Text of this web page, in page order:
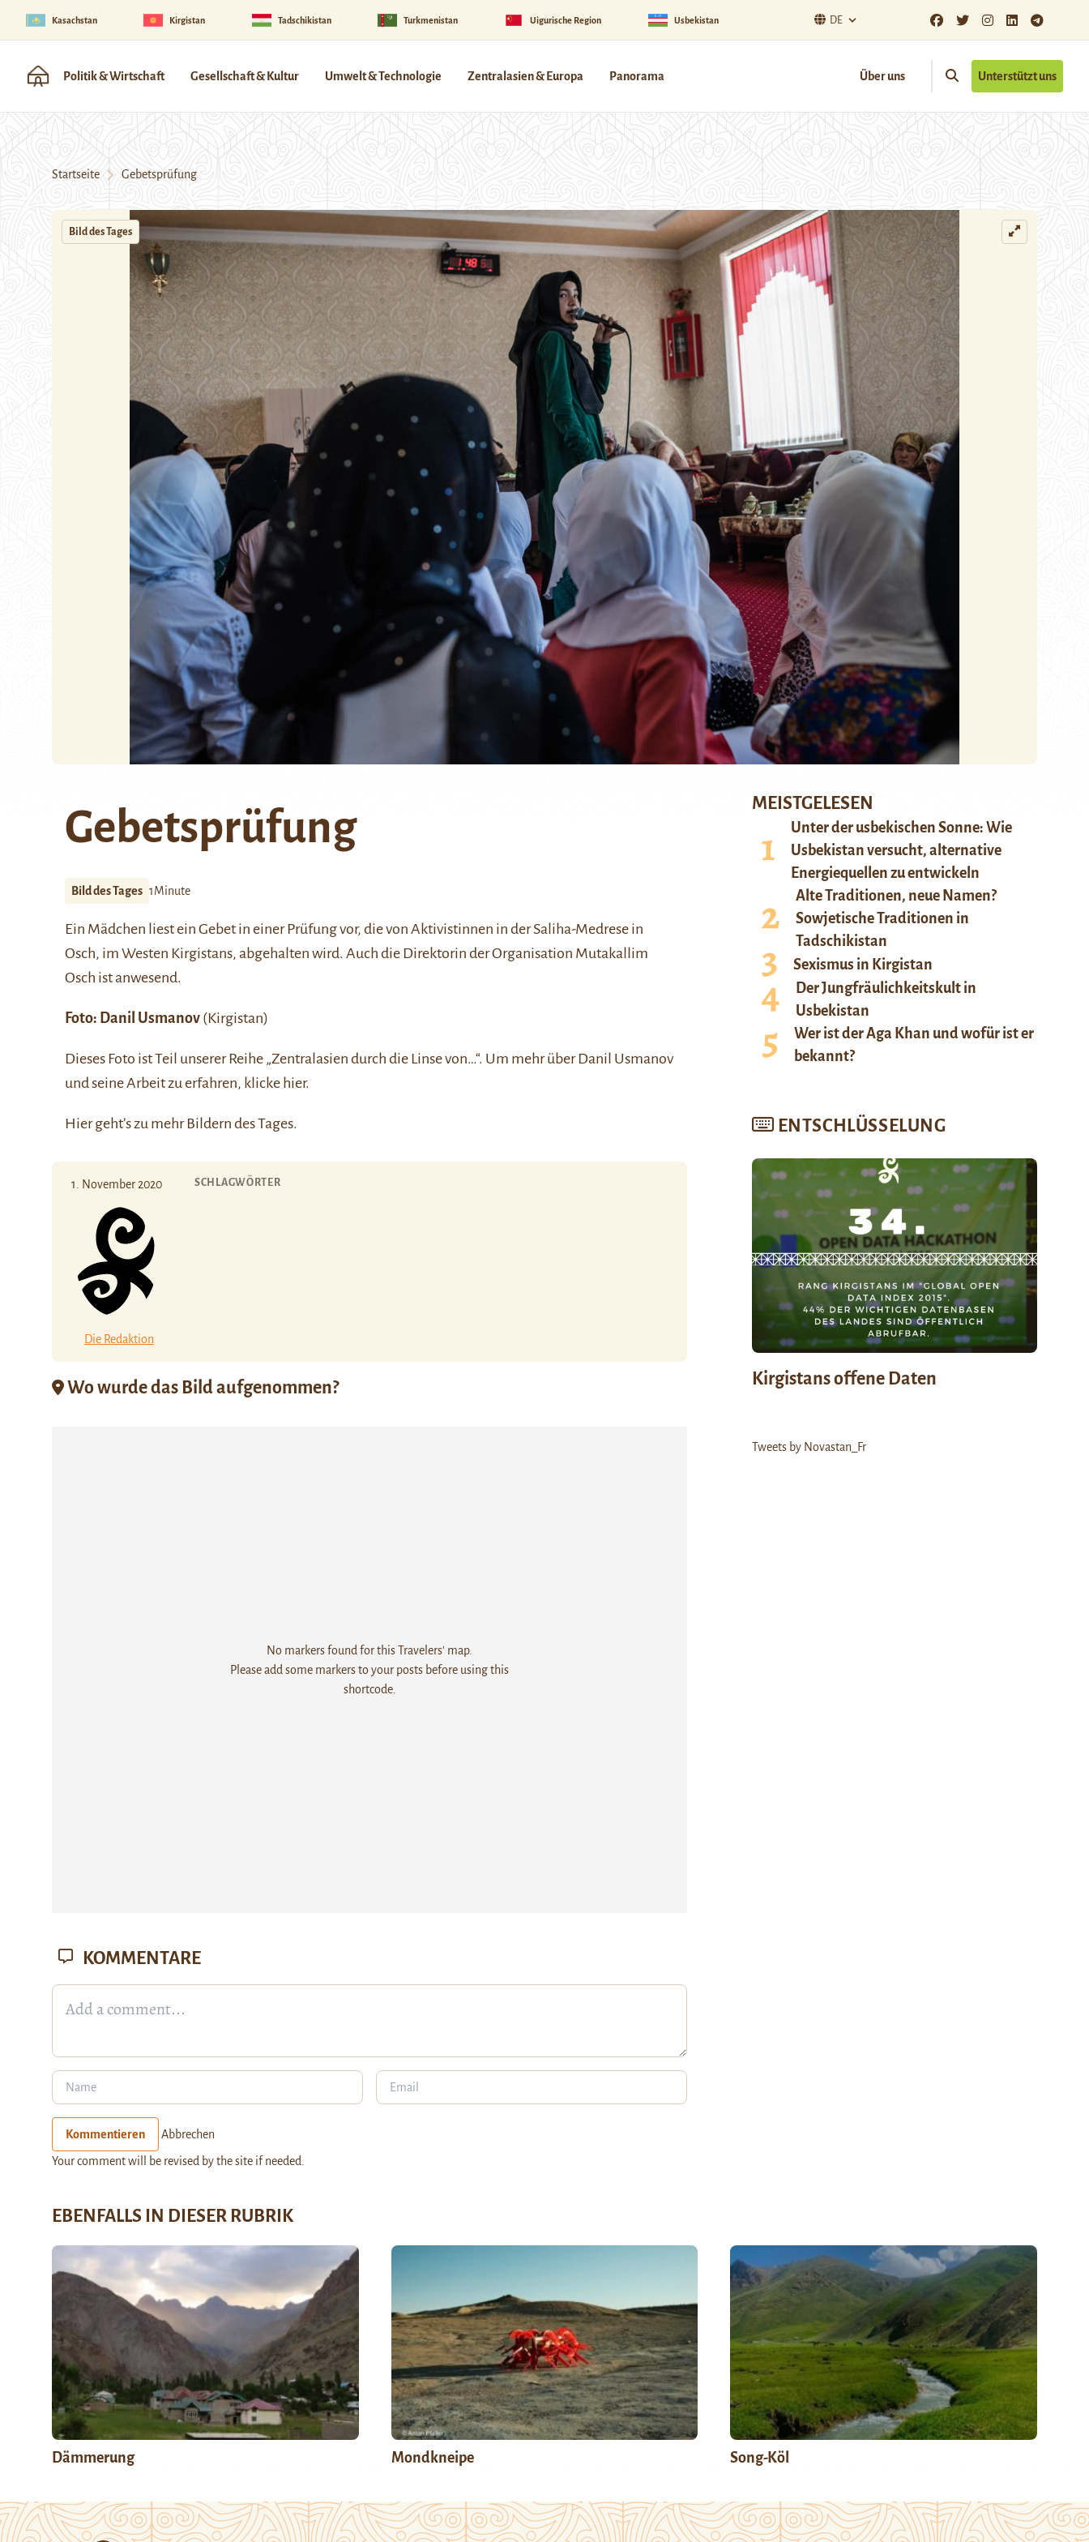
Kasachstan Kirgistan Tadschikistan Turkmenistan Uigurische Region Usbekistan DE
Politik & Wirtschaft Gesellschaft & Kultur Umwelt & Technologie Zentralasien & Europa Panorama Über uns Unterstützt uns
Startseite Gebetsprüfung
Bild des Tages
Gebetsprüfung
Bild des Tages 1Minute
Ein Mädchen liest ein Gebet in einer Prüfung vor, die von Aktivistinnen in der Saliha-Medrese in
Osch, im Westen Kirgistans, abgehalten wird. Auch die Direktorin der Organisation Mutakallim
Osch ist anwesend.
Foto: Danil Usmanov (Kirgistan)
Dieses Foto ist Teil unserer Reihe „Zentralasien durch die Linse von…“. Um mehr über Danil Usmanov
und seine Arbeit zu erfahren, klicke hier.
Hiergeht’s zu mehr Bildern des Tages.
1. November 2020
Die Redaktion
SCHLAGWÖRTER
Wo wurde das Bild aufgenommen?
No markers found for this Travelers' map.
Please add some markers to your posts before using this
shortcode.
MEISTGELESEN
Unter der usbekischen Sonne: Wie
Usbekistan versucht, alternative
Energiequellen zu entwickeln
Alte Traditionen, neue Namen?
Sowjetische Traditionen in
Tadschikistan
Sexismus in Kirgistan
Der Jungfräulichkeitskult in
Usbekistan
Wer ist der Aga Khan und wofür ist er
bekannt?
ENTSCHLÜSSELUNG
Kirgistans offene Daten
Tweets by Novastan_Fr
KOMMENTARE
Kommentieren Abbrechen
Your comment will be revised by the site if needed.
EBENFALLS IN DIESER RUBRIK
Dämmerung Mondkneipe Song-Köl